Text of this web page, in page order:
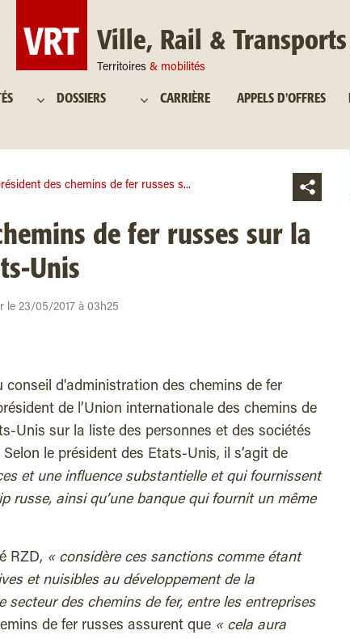
Ville, Rail & Transports
Territoires & mobilités
DOSSIERS CARRIÈRE APPELS D'OFFRES
des chemins de fer russes s...
de fer russes sur la
Unis
le 23/05/2017 à 03h25
conseil d'administration des chemins de fer
de l’Union internationale des chemins de
Unis sur la liste des personnes et des sociétés
le président des Etats-Unis, il s’agit de
et une influence substantielle et qui fournissent
russe, ainsi qu’une banque qui fournit un même
RZD, « considère ces sanctions comme étant
et nuisibles au développement de la
secteur des chemins de fer, entre les entreprises
de fer russes assurent que « cela aura